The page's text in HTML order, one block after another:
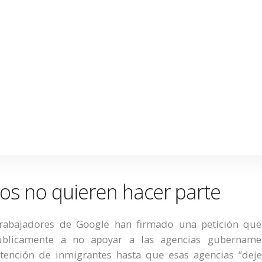
no quieren hacer parte
de Google han firmado una petición
a no apoyar a las agencias
de inmigrantes hasta que esas agencias